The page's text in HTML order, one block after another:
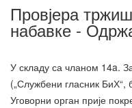
Провјера
набавке -
У складу са чланом 14a.
(„Службени гласник БиХ“,
Уговорни орган прије